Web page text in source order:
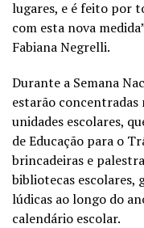
lugares, e é feito por
com esta nova
Fabiana Negrelli.
Durante a Semana
estarão concentradas
unidades escolares,
de Educação para o
brincadeiras e
bibliotecas escolares,
lúdicas ao longo do
calendário escolar.